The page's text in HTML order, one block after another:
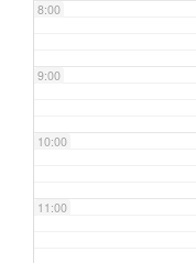
8:00
9:00
10:00
11:00